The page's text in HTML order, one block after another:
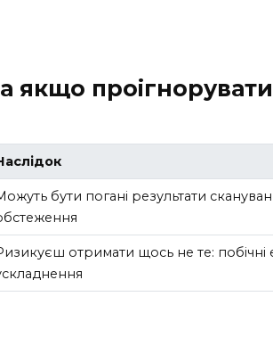
якщо
бути погані результати
отримати щось не те: побічні